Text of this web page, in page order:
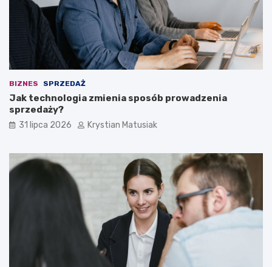
BIZNES SPRZEDAŻ
Jak technologia zmienia sposób prowadzenia
sprzedaży?
31 lipca 2026 Krystian Matusiak